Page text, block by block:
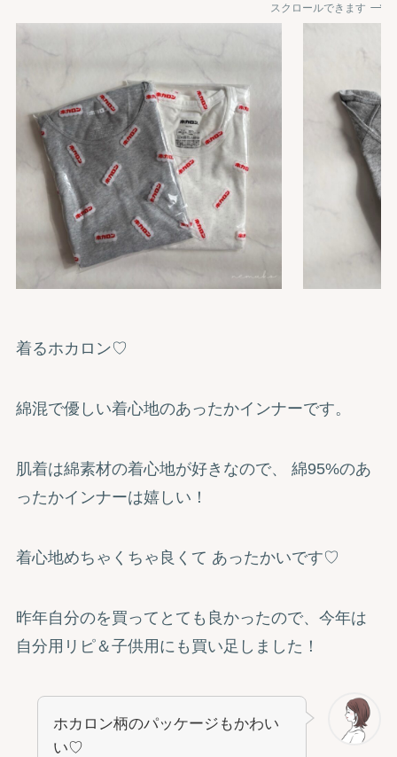
スクロールできます
着るホカロン♡
綿混で優しい着心地のあったかインナーです。
肌着は綿素材の着心地が好きなので、 綿95%のあ
ったかインナーは嬉しい！
着心地めちゃくちゃ良くて あったかいです♡
昨年自分のを買ってとても良かったので、今年は
自分用リピ＆子供用にも買い足しました！
ホカロン柄のパッケージもかわい
い♡